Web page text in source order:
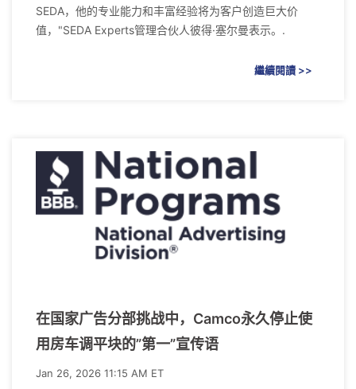
SEDA，他的专业能力和丰富经验将为客户创造巨大价
值，"SEDA Experts管理合伙人彼得·塞尔曼表示。.
繼續閱讀 >>
在国家广告分部挑战中，Camco永久停止使
用房车调平块的”第一”宣传语
Jan 26, 2026 11:15 AM ET